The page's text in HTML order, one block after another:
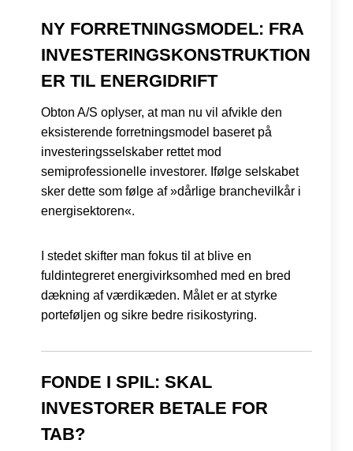
NY FORRETNINGSMODEL: FRA
INVESTERINGSKONSTRUKTION
ER TIL ENERGIDRIFT
Obton A/S oplyser, at man nu vil afvikle den
eksisterende forretningsmodel baseret på
investeringsselskaber rettet mod
semiprofessionelle investorer. Ifølge selskabet
sker dette som følge af »dårlige branchevilkår i
energisektoren«.
I stedet skifter man fokus til at blive en
fuldintegreret energivirksomhed med en bred
dækning af værdikæden. Målet er at styrke
porteføljen og sikre bedre risikostyring.
FONDE I SPIL: SKAL
INVESTORER BETALE FOR
TAB?